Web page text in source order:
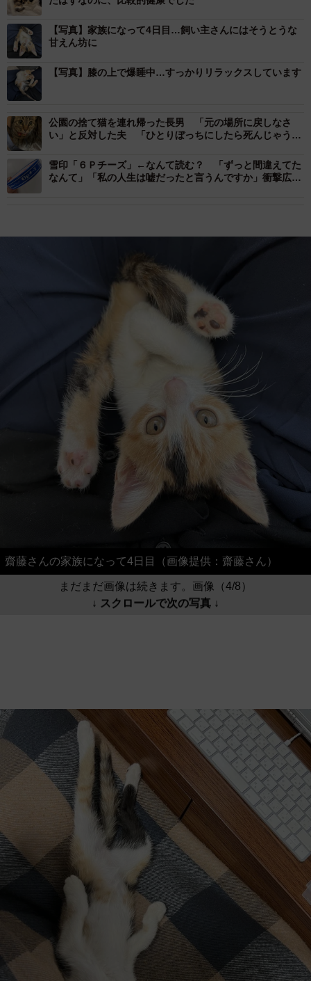
【写真】家族になって4日目…飼い主さんにはそうとうな
甘えん坊に
【写真】膝の上で爆睡中…すっかりリラックスしています
公園の捨て猫を連れ帰った長男 「元の場所に戻しなさ
い」と反対した夫 「ひとりぼっちにしたら死んじゃう」
雪印「６Ｐチーズ」←なんて読む？ 「ずっと間違えてた
なんて」「私の人生は嘘だったと言うんですか」衝撃広が
齋藤さんの家族になって4日目（画像提供：齋藤さん）
まだまだ画像は続きます。画像（4/8）
↓ スクロールで次の写真 ↓